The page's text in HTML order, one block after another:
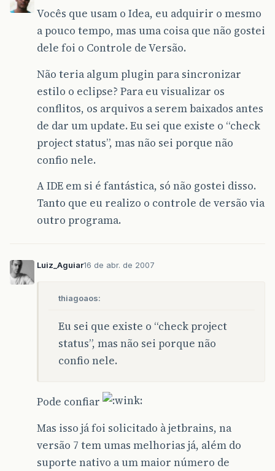
Vocês que usam o Idea, eu adquirir o mesmo
a pouco tempo, mas uma coisa que não gostei
dele foi o Controle de Versão.
Não teria algum plugin para sincronizar
estilo o eclipse? Para eu visualizar os
conflitos, os arquivos a serem baixados antes
de dar um update. Eu sei que existe o “check
project status”, mas não sei porque não
confio nele.
A IDE em si é fantástica, só não gostei disso.
Tanto que eu realizo o controle de versão via
outro programa.
Luiz_Aguiar16 de abr. de 2007
thiagoaos:
Eu sei que existe o “check project
status”, mas não sei porque não
confio nele.
Pode confiar
Mas isso já foi solicitado à jetbrains, na
versão 7 tem umas melhorias já, além do
suporte nativo a um maior número de